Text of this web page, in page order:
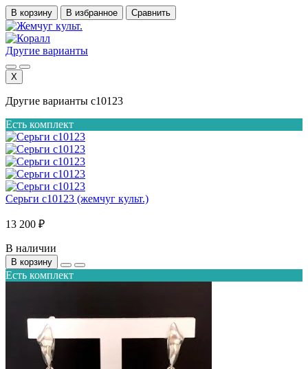
В корзину В избранное Сравнить
Другие варианты
X
Другие варианты с10123
Есть комплект
Серьги с10123 (жемчуг культ.)
13 200 ₽
В наличии
В корзину
Есть комплект